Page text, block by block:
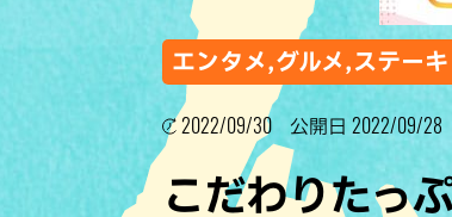
エンタメ,グルメ,ステー
2022/09/30 公開日 2022/09/28
こだわりたっ